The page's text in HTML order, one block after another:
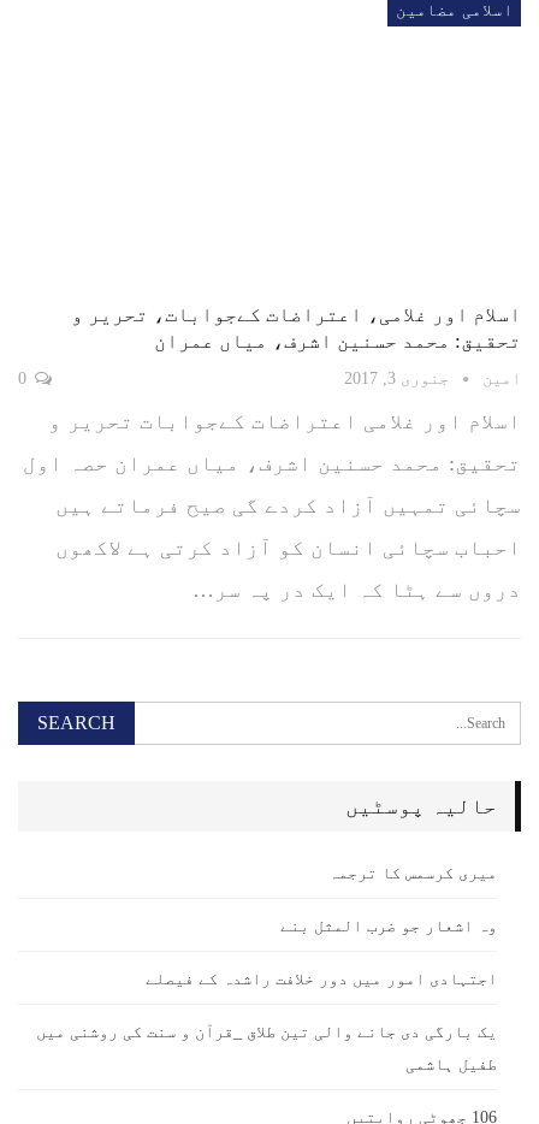
اسلامی مضامین
اسلام اور غلامی، اعتراضات کےجوابات، تحریر و
تحقیق: محمد حسنین اشرف، میاں عمران
امین جنوری 3, 2017
اسلام اور غلامی اعتراضات کےجوابات تحریر و
تحقیق: محمد حسنین اشرف، میاں عمران حصہ اول
سچائی تمہیں آزاد کردے گی صیح فرماتے ہیں
احباب سچائی انسان کو آزاد کرتی ہے لاکھوں
دروں سے ہٹا کہ ایک در پہ سر…
حالیہ پوسٹیں
میری کرسمس کا ترجمہ
وہ اشعار جو ضرب المثل بنے
اجتہادی امور میں دور خلافت راشدہ کے فیصلے
یک بارگی دی جانے والی تین طلاق _قرآن و سنت کی روشنی میں
طفیل ہاشمی
106 جھوٹی روایتیں